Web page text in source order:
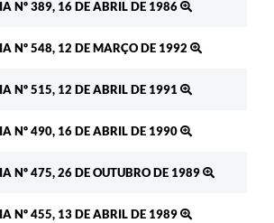
Nº 389, 16 DE ABRIL DE 1986
Nº 548, 12 DE MARÇO DE 1992
Nº 515, 12 DE ABRIL DE 1991
Nº 490, 16 DE ABRIL DE 1990
Nº 475, 26 DE OUTUBRO DE 1989
Nº 455, 13 DE ABRIL DE 1989